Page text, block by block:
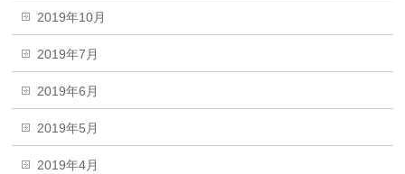
2019年10月
2019年7月
2019年6月
2019年5月
2019年4月